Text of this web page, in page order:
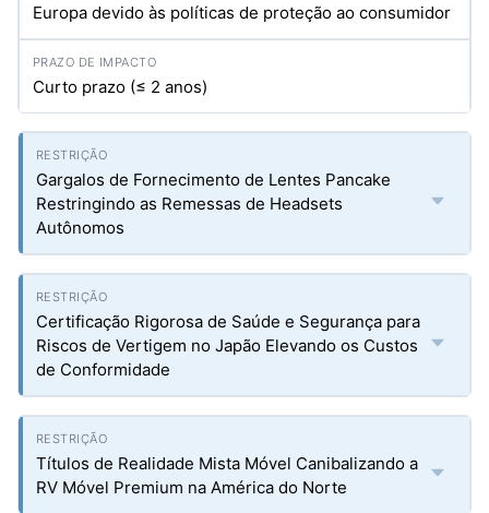
Europa devido às políticas de proteção ao consumidor
Curto prazo (≤ 2 anos)
Gargalos de Fornecimento de Lentes Pancake
Restringindo as Remessas de Headsets
Autônomos
Certificação Rigorosa de Saúde e Segurança para
Riscos de Vertigem no Japão Elevando os Custos
de Conformidade
Títulos de Realidade Mista Móvel Canibalizando a
RV Móvel Premium na América do Norte